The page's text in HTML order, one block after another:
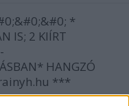
*
IS; 2 KIÍRT
HANGZÓ
***